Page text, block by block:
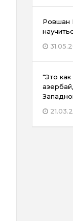
Ровшан
"Это как